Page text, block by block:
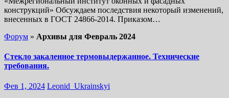
конструкций» Обсуждаем последствия некоторый изменений,
внесенных в ГОСТ 24866-2014. Приказом…
Форум » Архивы для Февраль 2024
Стекло закаленное термовыдержанное. Технические
требования.
Фев 1, 2024 Leonid_Ukrainskyi